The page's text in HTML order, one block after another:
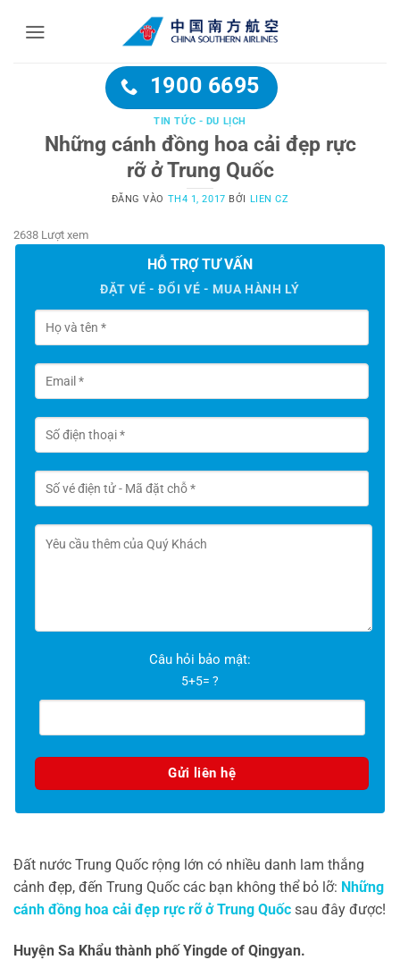
1900 6695
TIN TỨC - DU LỊCH
Những cánh đồng hoa cải đẹp rực
rỡ ở Trung Quốc
ĐĂNG VÀO TH4 1, 2017 BỞI LIEN CZ
2638 Lượt xem
HỖ TRỢ TƯ VẤN
ĐẶT VÉ - ĐỔI VÉ - MUA HÀNH LÝ
Câu hỏi bảo mật:
5+5= ?
Đất nước Trung Quốc rộng lớn có nhiều danh lam thắng
cảnh đẹp, đến Trung Quốc các bạn không thể bỏ lỡ: Những
cánh đồng hoa cải đẹp rực rỡ ở Trung Quốc sau đây được!
Huyện Sa Khẩu thành phố Yingde of Qingyan.